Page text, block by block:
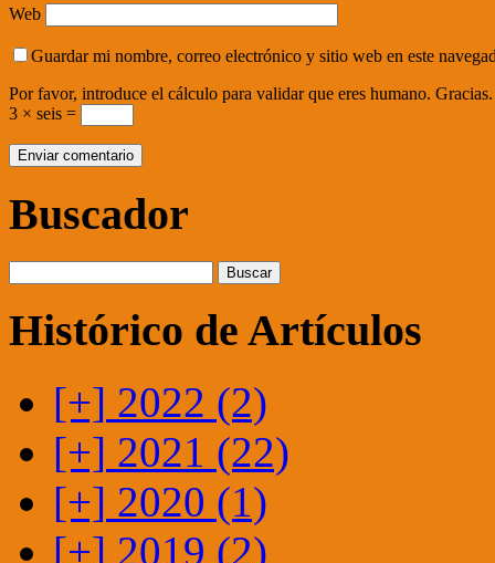
Web
Guardar mi nombre, correo electrónico y sitio web en este
Por favor, introduce el cálculo para validar que eres humano. Gracias.
3 × seis =
Buscador
Histórico de Artículos
[+] 2022 (2)
[+] 2021 (22)
[+] 2020 (1)
[+] 2019 (2)